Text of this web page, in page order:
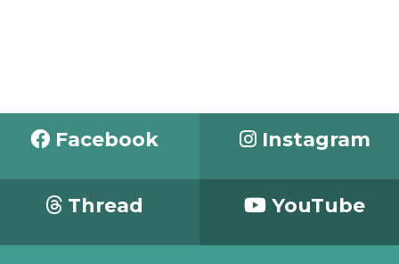
Facebook Instagram
Thread YouTube